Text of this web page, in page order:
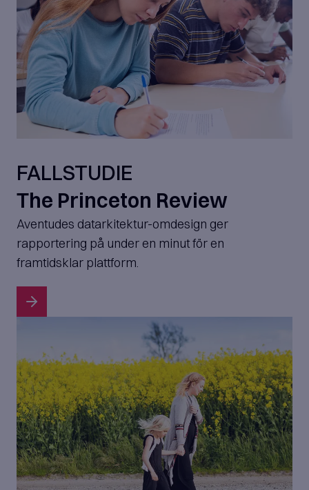
FALLSTUDIE
The Princeton Review
Aventudes datarkitektur-omdesign ger
rapportering på under en minut för en
framtidsklar plattform.